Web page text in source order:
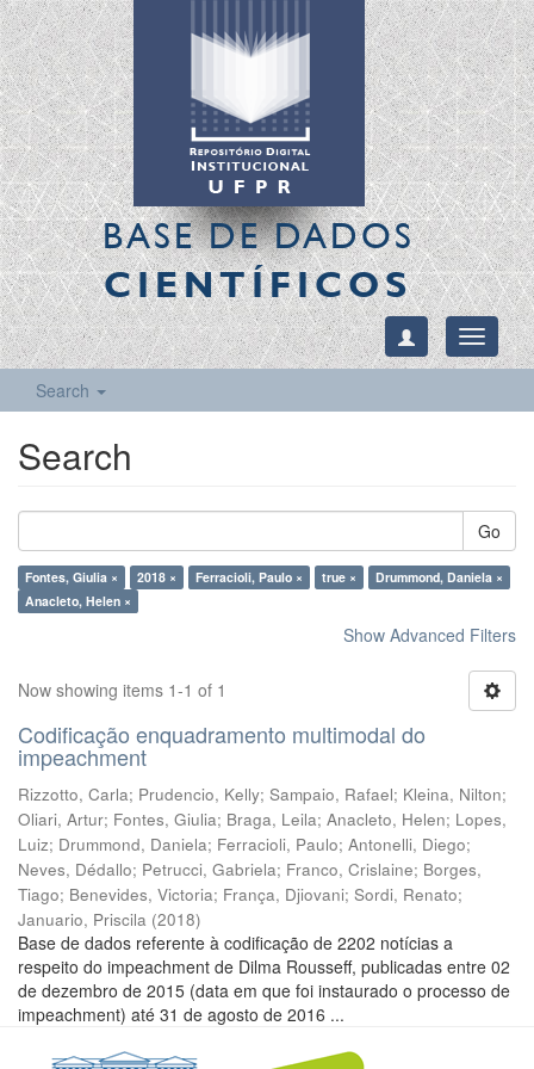
BASE DE DADOS
CIENTÍFICOS
Toggle
Search
Search
Go
Fontes, Giulia × 2018 × Ferracioli, Paulo × true ×
Drummond, Daniela ×
Anacleto, Helen ×
Show Advanced Filters
Now showing items 1-1 of 1
Codificação enquadramento multimodal do
impeachment
Rizzotto, Carla; Prudencio, Kelly; Sampaio, Rafael; Kleina, Nilton;
Oliari, Artur; Fontes, Giulia; Braga, Leila; Anacleto, Helen; Lopes,
Luiz; Drummond, Daniela; Ferracioli, Paulo; Antonelli, Diego;
Neves, Dédallo; Petrucci, Gabriela; Franco, Crislaine; Borges,
Tiago; Benevides, Victoria; França, Djiovani; Sordi, Renato;
Januario, Priscila (2018)
Base de dados referente à codificação de 2202 notícias a
respeito do impeachment de Dilma Rousseff, publicadas entre 02
de dezembro de 2015 (data em que foi instaurado o processo de
impeachment) até 31 de agosto de 2016 ...